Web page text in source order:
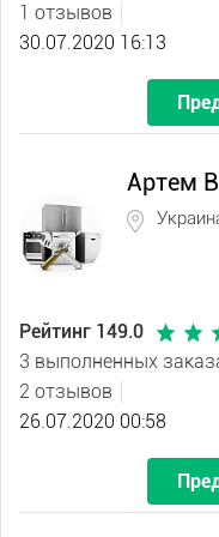
1 отзывов
30.07.2020 16:13
Артем
Рейтинг 149.0
3 выполненных
2 отзывов
26.07.2020 00:58